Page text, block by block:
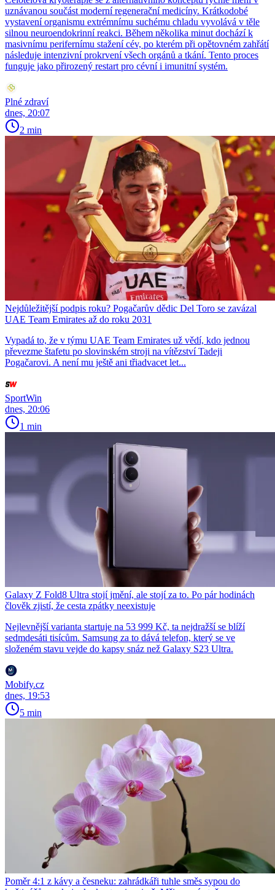
uznávanou součást moderní regenerační medicíny. Krátkodobé
vystavení organismu extrémnímu suchému chladu vyvolává v těle
silnou neuroendokrinní reakci. Během několika minut dochází k
masivnímu perifernímu stažení cév, po kterém při opětovném zahřátí
následuje intenzivní prokrvení všech orgánů a tkání. Tento proces
funguje jako přirozený restart pro cévní i imunitní systém.
Plné zdraví
dnes, 20:07
2 min
Nejdůležitější podpis roku? Pogačarův dědic Del Toro se zavázal
UAE Team Emirates až do roku 2031
Vypadá to, že v týmu UAE Team Emirates už vědí, kdo jednou
převezme štafetu po slovinském stroji na vítězství Tadeji
Pogačarovi. A není mu ještě ani třiadvacet let...
SportWin
dnes, 20:06
1 min
Galaxy Z Fold8 Ultra stojí jmění, ale stojí za to. Po pár hodinách
člověk zjistí, že cesta zpátky neexistuje
Nejlevnější varianta startuje na 53 999 Kč, ta nejdražší se blíží
sedmdesáti tisícům. Samsung za to dává telefon, který se ve
složeném stavu vejde do kapsy snáz než Galaxy S23 Ultra.
Mobify.cz
dnes, 19:53
5 min
Poměr 4:1 z kávy a česneku: zahrádkáři tuhle směs sypou do